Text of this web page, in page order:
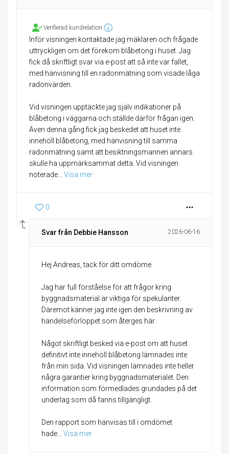
Verifierad kundrelation
Inför visningen kontaktade jag mäklaren och frågade
uttryckligen om det förekom blåbetong i huset. Jag
fick då skriftligt svar via e-post att så inte var fallet,
med hänvisning till en radonmätning som visade låga
radonvärden.
Vid visningen upptäckte jag själv indikationer på
blåbetong i väggarna och ställde därför frågan igen.
Även denna gång fick jag beskedet att huset inte
innehöll blåbetong, med hänvisning till samma
radonmätning samt att besiktningsmannen annars
skulle ha uppmärksammat detta. Vid visningen
noterade... Visa mer
0
Svar från Debbie Hansson 2026-06-16
Hej Andreas, tack för ditt omdöme.
Jag har full förståelse för att frågor kring
byggnadsmaterial är viktiga för spekulanter.
Däremot känner jag inte igen den beskrivning av
händelseförloppet som återges här.
Något skriftligt besked via e-post om att huset
definitivt inte innehöll blåbetong lämnades inte
från min sida. Vid visningen lämnades inte heller
några garantier kring byggnadsmaterialet. Den
information som förmedlades grundades på det
underlag som då fanns tillgängligt.
Den rapport som hänvisas till i omdömet
hade... Visa mer